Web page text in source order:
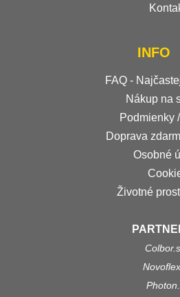
INFO
FAQ -
Nákup na
Podmienky
Doprava
Osobné
Životné